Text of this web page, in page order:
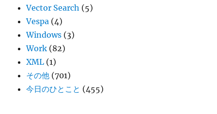
Vector Search (5)
Vespa (4)
Windows (3)
Work (82)
XML (1)
その他 (701)
今日のひとこと (455)